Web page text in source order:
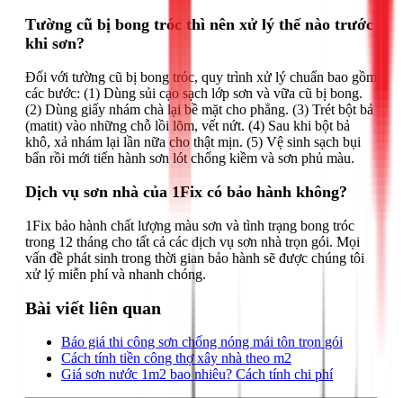
Tường cũ bị bong tróc thì nên xử lý thế nào trước
khi sơn?
Đối với tường cũ bị bong tróc, quy trình xử lý chuẩn bao gồm
các bước: (1) Dùng sủi cạo sạch lớp sơn và vữa cũ bị bong.
(2) Dùng giấy nhám chà lại bề mặt cho phẳng. (3) Trét bột bả
(matit) vào những chỗ lồi lõm, vết nứt. (4) Sau khi bột bả
khô, xả nhám lại lần nữa cho thật mịn. (5) Vệ sinh sạch bụi
bẩn rồi mới tiến hành sơn lót chống kiềm và sơn phủ màu.
Dịch vụ sơn nhà của 1Fix có bảo hành không?
1Fix bảo hành chất lượng màu sơn và tình trạng bong tróc
trong 12 tháng cho tất cả các dịch vụ sơn nhà trọn gói. Mọi
vấn đề phát sinh trong thời gian bảo hành sẽ được chúng tôi
xử lý miễn phí và nhanh chóng.
Bài viết liên quan
Báo giá thi công sơn chống nóng mái tôn trọn gói
Cách tính tiền công thợ xây nhà theo m2
Giá sơn nước 1m2 bao nhiêu? Cách tính chi phí